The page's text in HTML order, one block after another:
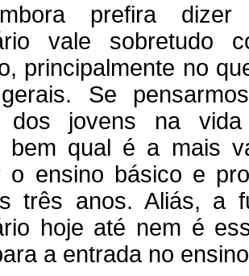
prefira
vale sobretudo
principalmente no
Se
dos jovens na
bem qual é a mais
o ensino básico e
três anos. Aliás, a
hoje até nem é
a entrada no